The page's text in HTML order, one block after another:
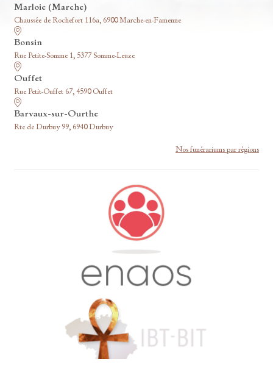
Marloie (Marche)
Chaussée de Rochefort 116a, 6900 Marche-en-Famenne
Bonsin
Rue Petite-Somme 1, 5377 Somme-Leuze
Ouffet
Rue Petit-Ouffet 67, 4590 Ouffet
Barvaux-sur-Ourthe
Rte de Durbuy 99, 6940 Durbuy
Nos funérariums par régions